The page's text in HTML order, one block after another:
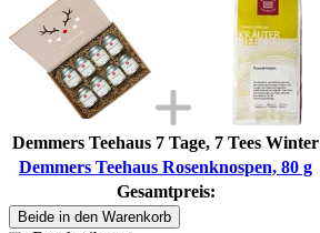
Demmers Teehaus 7 Tage, 7 Tees Winter
Demmers Teehaus Rosenknospen, 80 g
Gesamtpreis:
Beide in den Warenkorb